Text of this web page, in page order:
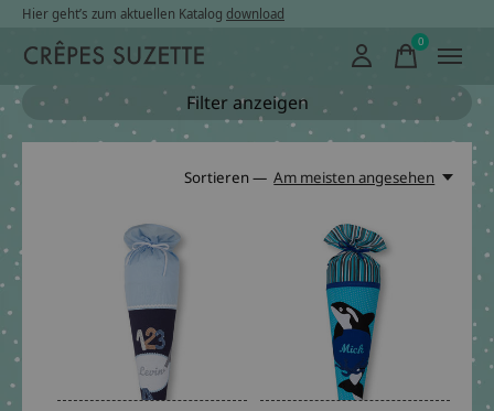
Hier geht’s zum aktuellen Katalog download
0items
Filter anzeigen
Sortieren — Am meisten angesehen